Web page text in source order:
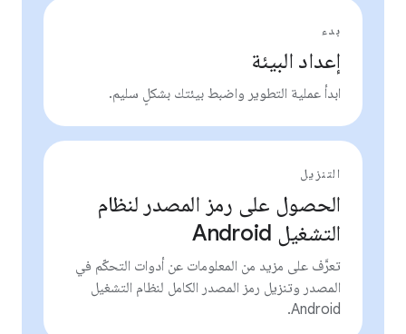
بدء
إعداد البيئة
ابدأ عملية التطوير واضبط بيئتك بشكلٍ سليم.
التنزيل
الحصول على رمز المصدر لنظام
التشغيل Android
تعرَّف على مزيد من المعلومات عن أدوات التحكّم في
المصدر وتنزيل رمز المصدر الكامل لنظام التشغيل
Android.